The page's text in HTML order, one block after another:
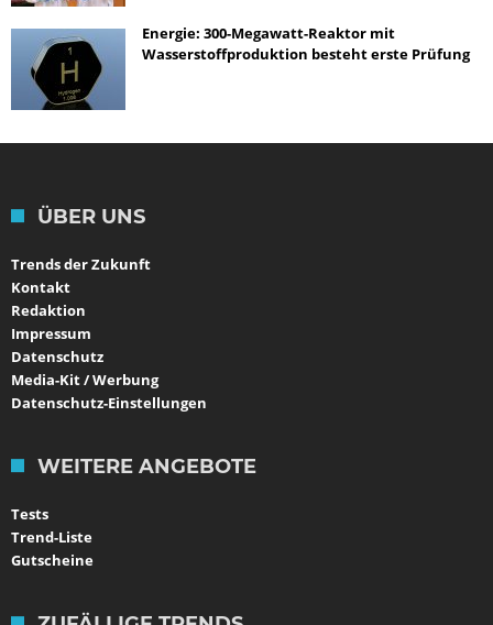
Energie: 300-Megawatt-Reaktor mit
Wasserstoffproduktion besteht erste Prüfung
ÜBER UNS
Trends der Zukunft
Kontakt
Redaktion
Impressum
Datenschutz
Media-Kit / Werbung
Datenschutz-Einstellungen
WEITERE ANGEBOTE
Tests
Trend-Liste
Gutscheine